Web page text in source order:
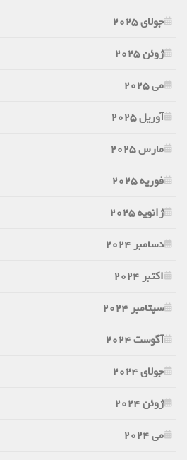
جولای 2025
ژوئن 2025
می 2025
آوریل 2025
مارس 2025
فوریه 2025
ژانویه 2025
دسامبر 2024
اکتبر 2024
سپتامبر 2024
آگوست 2024
جولای 2024
ژوئن 2024
می 2024